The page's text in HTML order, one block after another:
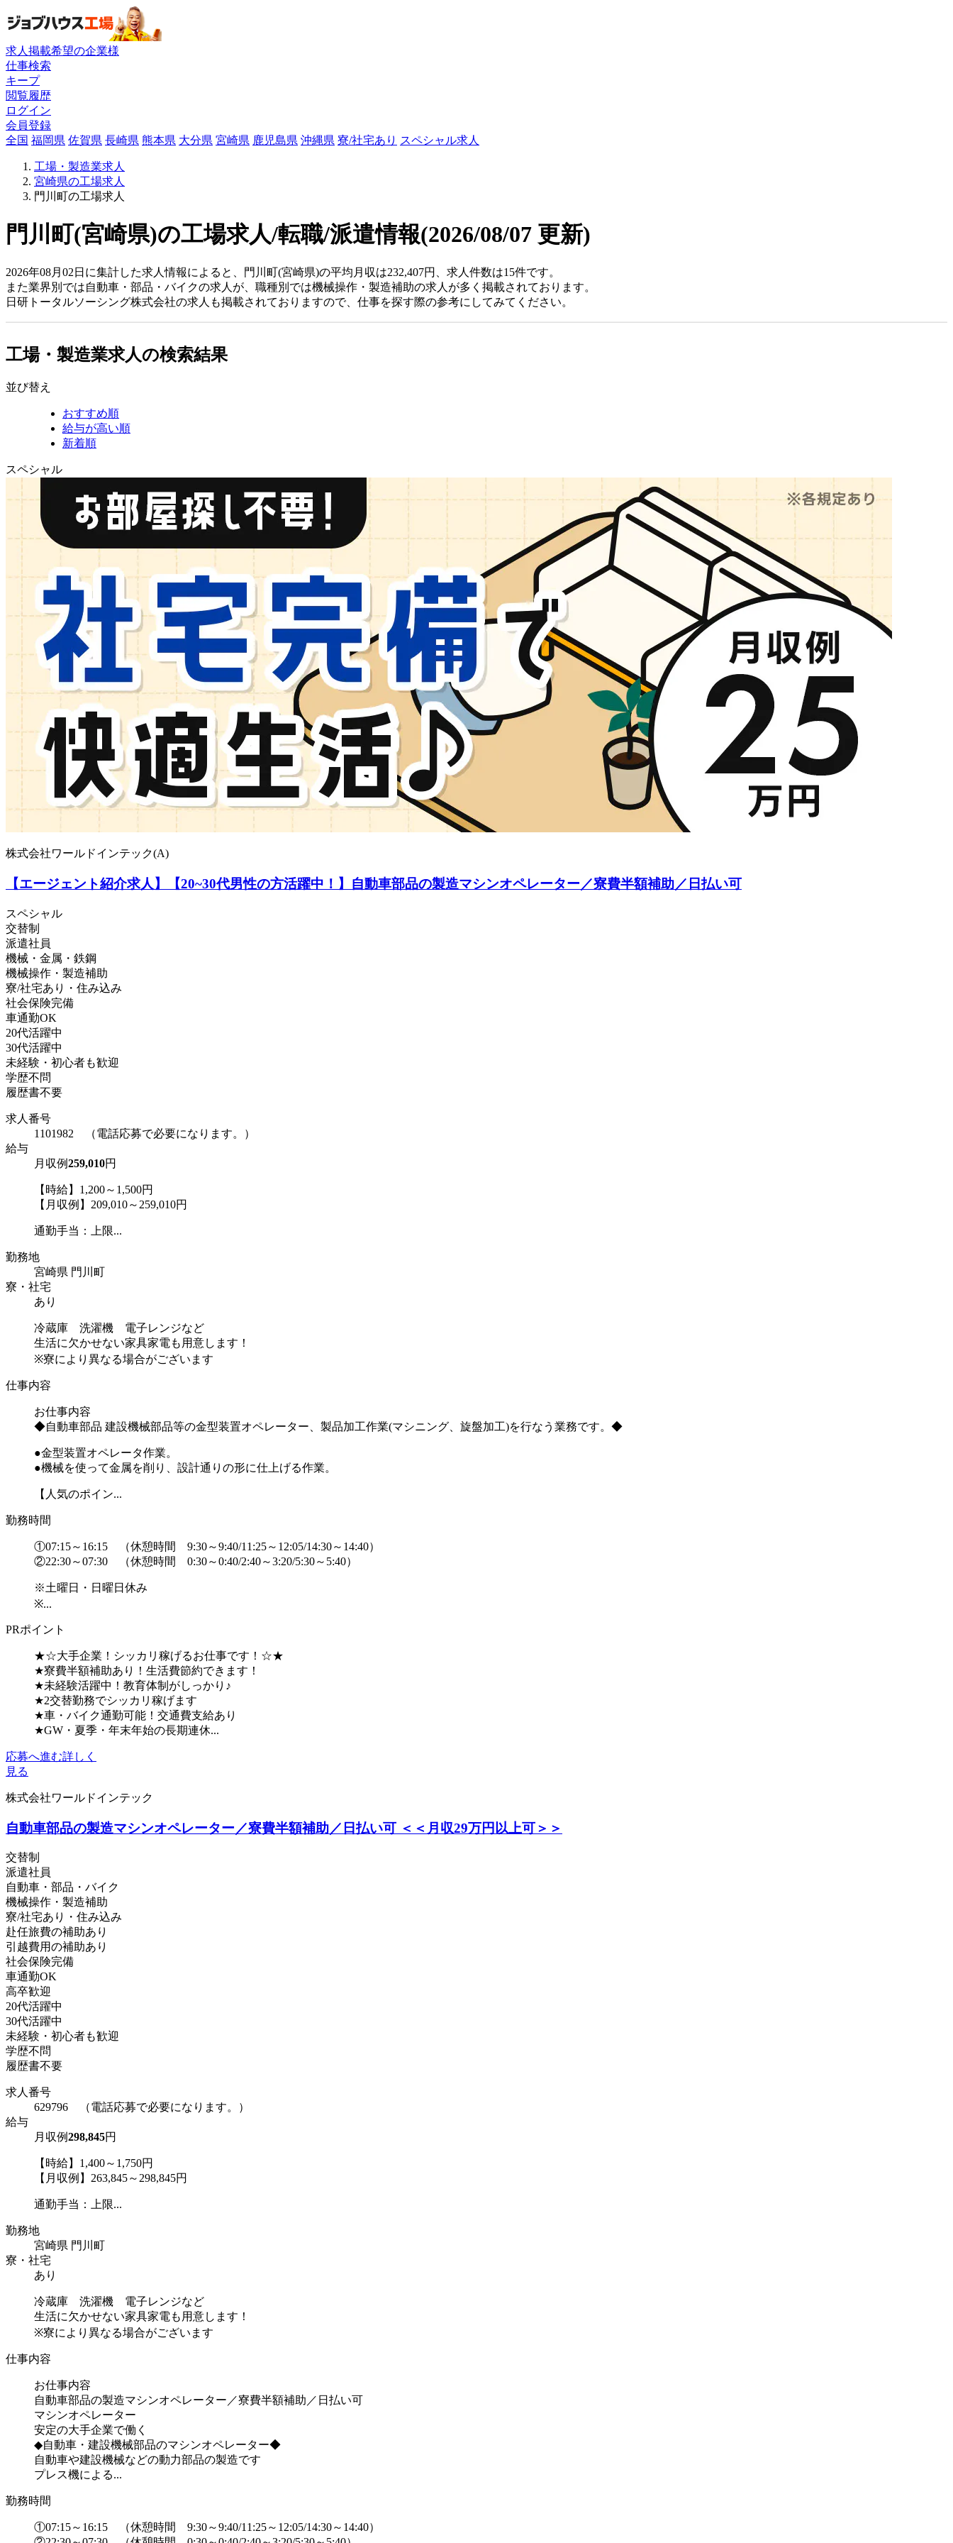
求人掲載希望の企業様
仕事検索
キープ
閲覧履歴
ログイン
会員登録
全国 福岡県 佐賀県 長崎県 熊本県 大分県 宮崎県 鹿児島県 沖縄県 寮/社宅あり スペシャル求人
工場・製造業求人
宮崎県の工場求人
門川町の工場求人
門川町(宮崎県)の工場求人/転職/派遣情報(2026/08/07 更新)
2026年08月02日に集計した求人情報によると、門川町(宮崎県)の平均月収は232,407円、求人件数は15件です。
また業界別では自動車・部品・バイクの求人が、職種別では機械操作・製造補助の求人が多く掲載されております。
日研トータルソーシング株式会社の求人も掲載されておりますので、仕事を探す際の参考にしてみてください。
工場・製造業求人の検索結果
並び替え
おすすめ順
給与が高い順
新着順
スペシャル
株式会社ワールドインテック(A)
【エージェント紹介求人】【20~30代男性の方活躍中！】自動車部品の製造マシンオペレーター／寮費半額補助／日払い可
スペシャル
交替制
派遣社員
機械・金属・鉄鋼
機械操作・製造補助
寮/社宅あり・住み込み
社会保険完備
車通勤OK
20代活躍中
30代活躍中
未経験・初心者も歓迎
学歴不問
履歴書不要
求人番号
1101982 （電話応募で必要になります。）
給与
月収例259,010円
【時給】1,200～1,500円
【月収例】209,010～259,010円
通勤手当：上限...
勤務地
宮崎県 門川町
寮・社宅
あり
冷蔵庫 洗濯機 電子レンジなど
生活に欠かせない家具家電も用意します！
※寮により異なる場合がございます
仕事内容
お仕事内容
◆自動車部品 建設機械部品等の金型装置オペレーター、製品加工作業(マシニング、旋盤加工)を行なう業務です。◆
●金型装置オペレータ作業。
●機械を使って金属を削り、設計通りの形に仕上げる作業。
【人気のポイン...
勤務時間
①07:15～16:15 （休憩時間 9:30～9:40/11:25～12:05/14:30～14:40）
②22:30～07:30 （休憩時間 0:30～0:40/2:40～3:20/5:30～5:40）
※土曜日・日曜日休み
※...
PRポイント
★☆大手企業！シッカリ稼げるお仕事です！☆★
★寮費半額補助あり！生活費節約できます！
★未経験活躍中！教育体制がしっかり♪
★2交替勤務でシッカリ稼げます
★車・バイク通勤可能！交通費支給あり
★GW・夏季・年末年始の長期連休...
応募へ進む詳しく
見る
株式会社ワールドインテック
自動車部品の製造マシンオペレーター／寮費半額補助／日払い可 ＜＜月収29万円以上可＞＞
交替制
派遣社員
自動車・部品・バイク
機械操作・製造補助
寮/社宅あり・住み込み
赴任旅費の補助あり
引越費用の補助あり
社会保険完備
車通勤OK
高卒歓迎
20代活躍中
30代活躍中
未経験・初心者も歓迎
学歴不問
履歴書不要
求人番号
629796 （電話応募で必要になります。）
給与
月収例298,845円
【時給】1,400～1,750円
【月収例】263,845～298,845円
通勤手当：上限...
勤務地
宮崎県 門川町
寮・社宅
あり
冷蔵庫 洗濯機 電子レンジなど
生活に欠かせない家具家電も用意します！
※寮により異なる場合がございます
仕事内容
お仕事内容
自動車部品の製造マシンオペレーター／寮費半額補助／日払い可
マシンオペレーター
安定の大手企業で働く
◆自動車・建設機械部品のマシンオペレーター◆
自動車や建設機械などの動力部品の製造です
プレス機による...
勤務時間
①07:15～16:15 （休憩時間 9:30～9:40/11:25～12:05/14:30～14:40）